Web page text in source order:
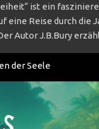
ist ein
eine Reise durch die
Autor J.B.Bury
der Seele